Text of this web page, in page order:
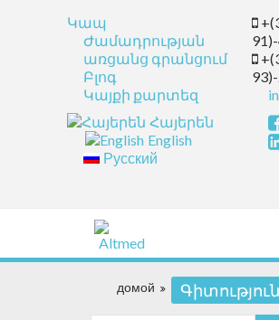
Կապ
Ժամադրության
առցանց գրանցում
Բլոգ
Կայքի քարտեզ
Հայերեն
English
Русский
домой Գիտություն